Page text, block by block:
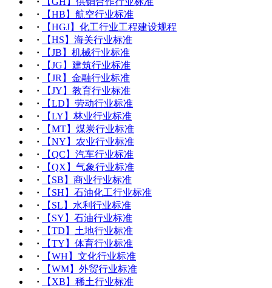
·
【HB】航空行业标准
·
【HGJ】化工行业工程建设规程
·
【HS】海关行业标准
·
【JB】机械行业标准
·
【JG】建筑行业标准
·
【JR】金融行业标准
·
【JY】教育行业标准
·
【LD】劳动行业标准
·
【LY】林业行业标准
·
【MT】煤炭行业标准
·
【NY】农业行业标准
·
【QC】汽车行业标准
·
【QX】气象行业标准
·
【SB】商业行业标准
·
【SH】石油化工行业标准
·
【SL】水利行业标准
·
【SY】石油行业标准
·
【TD】土地行业标准
·
【TY】体育行业标准
·
【WH】文化行业标准
·
【WM】外贸行业标准
·
【XB】稀土行业标准